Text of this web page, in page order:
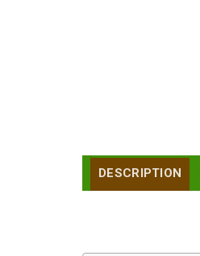
DESCRIPTION